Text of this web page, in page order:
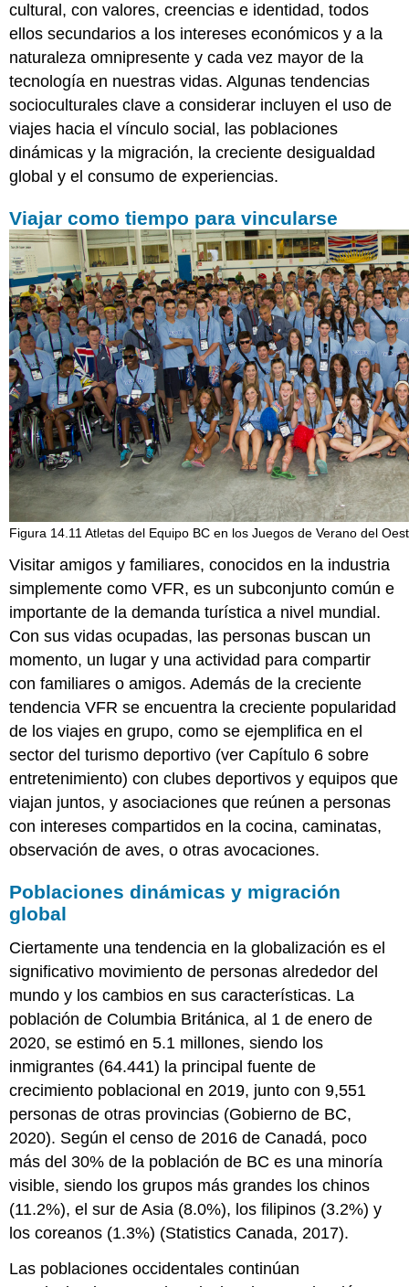
cultural, con valores, creencias e identidad, todos
ellos secundarios a los intereses económicos y a la
naturaleza omnipresente y cada vez mayor de la
tecnología en nuestras vidas. Algunas tendencias
socioculturales clave a considerar incluyen el uso de
viajes hacia el vínculo social, las poblaciones
dinámicas y la migración, la creciente desigualdad
global y el consumo de experiencias.
Viajar como tiempo para vincularse
Figura 14.11 Atletas del Equipo BC en los Juegos de Verano del
Visitar amigos y familiares, conocidos en la industria
simplemente como VFR, es un subconjunto común e
importante de la demanda turística a nivel mundial.
Con sus vidas ocupadas, las personas buscan un
momento, un lugar y una actividad para compartir
con familiares o amigos. Además de la creciente
tendencia VFR se encuentra la creciente popularidad
de los viajes en grupo, como se ejemplifica en el
sector del turismo deportivo (ver Capítulo 6 sobre
entretenimiento) con clubes deportivos y equipos que
viajan juntos, y asociaciones que reúnen a personas
con intereses compartidos en la cocina, caminatas,
observación de aves, o otras avocaciones.
Poblaciones dinámicas y migración
global
Ciertamente una tendencia en la globalización es el
significativo movimiento de personas alrededor del
mundo y los cambios en sus características. La
población de Columbia Británica, al 1 de enero de
2020, se estimó en 5.1 millones, siendo los
inmigrantes (64.441) la principal fuente de
crecimiento poblacional en 2019, junto con 9,551
personas de otras provincias (Gobierno de BC,
2020). Según el censo de 2016 de Canadá, poco
más del 30% de la población de BC es una minoría
visible, siendo los grupos más grandes los chinos
(11.2%), el sur de Asia (8.0%), los filipinos (3.2%) y
los coreanos (1.3%) (Statistics Canada, 2017).
Las poblaciones occidentales continúan